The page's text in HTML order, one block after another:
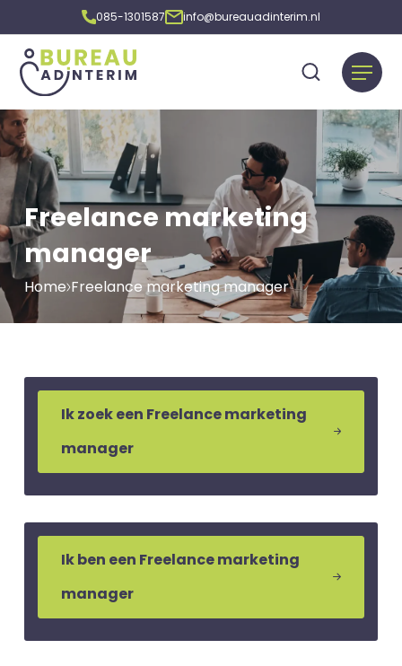
085-1301587 info@bureauadinterim.nl
Freelance marketing
manager
Home Freelance marketing manager
Ik zoek een Freelance marketing
manager
Ik ben een Freelance marketing
manager